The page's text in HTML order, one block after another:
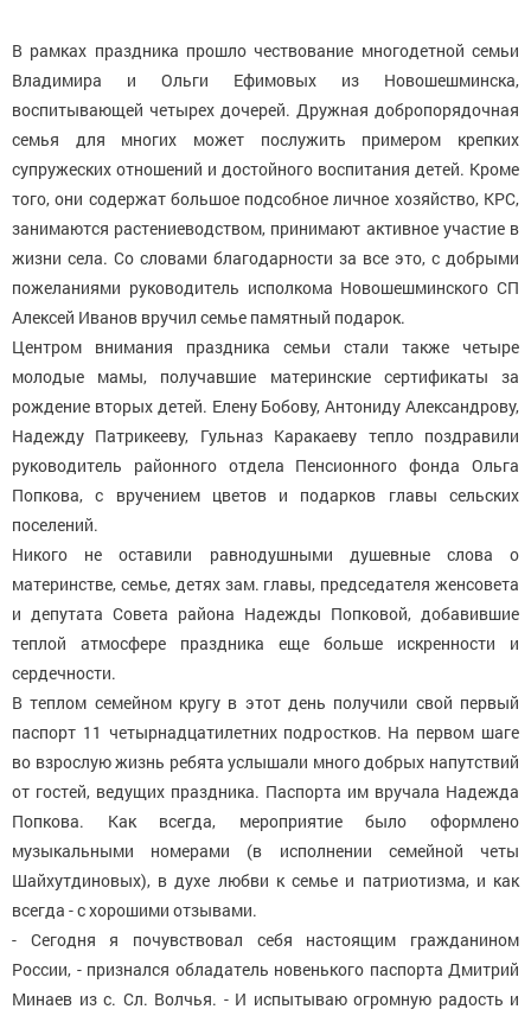
В рамках праздника прошло чествование многодетной семьи
Владимира и Ольги Ефимовых из Новошешминска,
воспитывающей четырех дочерей. Дружная добропорядочная
семья для многих может послужить примером крепких
супружеских отношений и достойного воспитания детей. Кроме
того, они содержат большое подсобное личное хозяйство, КРС,
занимаются растениеводством, принимают активное участие в
жизни села. Со словами благодарности за все это, с добрыми
пожеланиями руководитель исполкома Новошешминского СП
Алексей Иванов вручил семье памятный подарок.
Центром внимания праздника семьи стали также четыре
молодые мамы, получавшие материнские сертификаты за
рождение вторых детей. Елену Бобову, Антониду Александрову,
Надежду Патрикееву, Гульназ Каракаеву тепло поздравили
руководитель районного отдела Пенсионного фонда Ольга
Попкова, с вручением цветов и подарков главы сельских
поселений.
Никого не оставили равнодушными душевные слова о
материнстве, семье, детях зам. главы, председателя женсовета
и депутата Совета района Надежды Попковой, добавившие
теплой атмосфере праздника еще больше искренности и
сердечности.
В теплом семейном кругу в этот день получили свой первый
паспорт 11 четырнадцатилетних подростков. На первом шаге
во взрослую жизнь ребята услышали много добрых напутствий
от гостей, ведущих праздника. Паспорта им вручала Надежда
Попкова. Как всегда, мероприятие было оформлено
музыкальными номерами (в исполнении семейной четы
Шайхутдиновых), в духе любви к семье и патриотизма, и как
всегда - с хорошими отзывами.
- Сегодня я почувствовал себя настоящим гражданином
России, - признался обладатель новенького паспорта Дмитрий
Минаев из с. Сл. Волчья. - И испытываю огромную радость и